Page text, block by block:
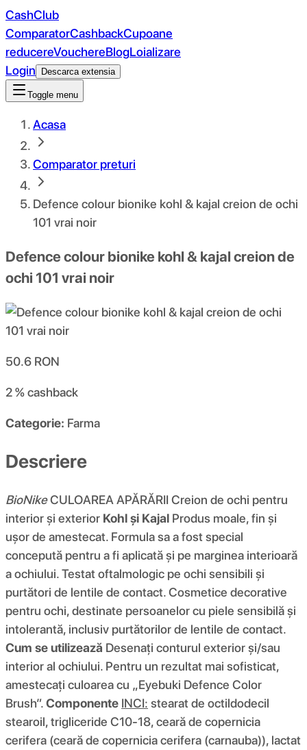
CashClub
ComparatorCashbackCupoane
reducereVouchereBlogLoializare
Login
Descarca extensia
Toggle menu
Acasa
Comparator preturi
Defence colour bionike kohl & kajal creion de ochi
101 vrai noir
Defence colour bionike kohl & kajal creion de
ochi 101 vrai noir
50.6 RON
2 %cashback
Categorie: Farma
Descriere
BioNikeCULOAREA APĂRĂRII Creion de ochi pentru
interior și exterior Kohl și Kajal Produs moale, fin și
ușor de amestecat. Formula sa a fost special
concepută pentru a fi aplicată și pe marginea interioară
a ochiului. Testat oftalmologic pe ochi sensibili și
purtători de lentile de contact. Cosmetice decorative
pentru ochi, destinate persoanelor cu piele sensibilă și
intolerantă, inclusiv purtătorilor de lentile de contact.
Cum se utilizează Desenați conturul exterior și/sau
interior al ochiului. Pentru un rezultat mai sofisticat,
amestecați culoarea cu „Eyebuki Defence Color
Brush”.Componente INCI: stearat de octildodecil
stearoil, trigliceride C10-18, ceară de copernicia
cerifera (ceară de copernicia cerifera (carnauba)), lactat